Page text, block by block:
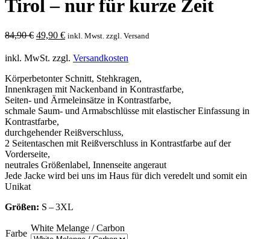
Tirol – nur für kurze Zeit
84,90€ Ursprünglicher
war:
49,90 €Aktueller
ist:
inkl. Mwst. zzgl. Versand
inkl. MwSt. zzgl. Versandkosten
Körperbetonter Schnitt, Stehkragen,
Innenkragen mit Nackenband in Kontrastfarbe,
Seiten- und Ärmeleinsätze in Kontrastfarbe,
schmale Saum- und Armabschlüsse mit elastischer Einfassung in
Kontrastfarbe,
durchgehender Reißverschluss,
2 Seitentaschen mit Reißverschluss in Kontrastfarbe auf der
Vorderseite,
neutrales Größenlabel, Innenseite angeraut
Jede Jacke wird bei uns im Haus für dich veredelt und somit ein
Unikat
Größen: S – 3XL
Farbe
White Melange / Carbon